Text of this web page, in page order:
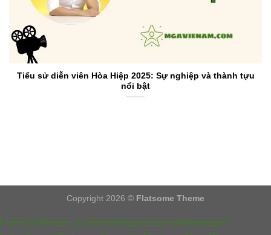
Tiểu sử diễn viên Hòa Hiệp 2025: Sự nghiệp và thành tựu
nổi bật
Copyright 2026 © Flatsome Theme
PistonCollection.co cronochingaza.com immersegt.io